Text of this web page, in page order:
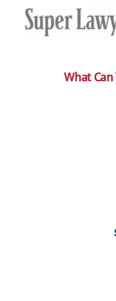
What Can